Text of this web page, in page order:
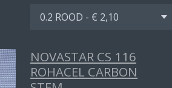
NOVASTAR CS 116
ROHACEL CARBON